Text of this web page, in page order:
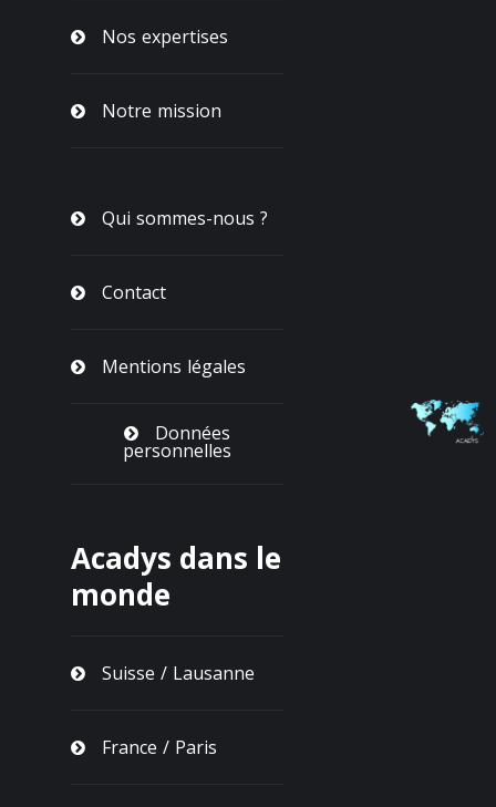
Nos expertises
Notre mission
Qui sommes-nous ?
Contact
Mentions légales
Données
personnelles
Acadys dans le
monde
Suisse / Lausanne
France / Paris